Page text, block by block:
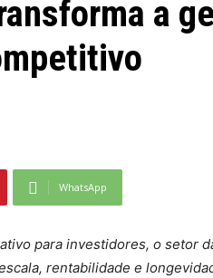
a
WhatsApp
para investidores, o setor
rentabilidade e